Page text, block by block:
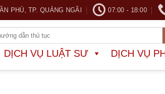
PHÚ, TP. QUẢNG NGÃI 07:00 - 18:00
DỊCH VỤ LUẬT SƯ DỊCH VỤ